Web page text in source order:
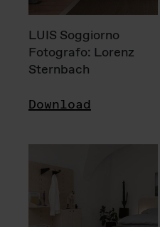
LUIS Soggiorno
Fotografo: Lorenz
Sternbach
Download